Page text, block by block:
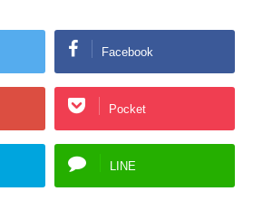
Facebook
Pocket
LINE